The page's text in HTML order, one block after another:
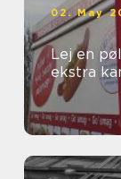
02. May
Lej en
ekstra